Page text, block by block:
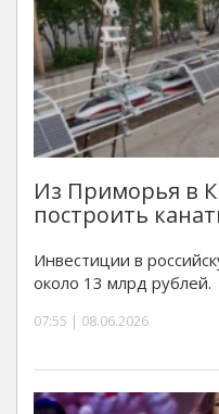
Из Приморья в
построить
Инвестиции в
около 13 млрд рублей.
07:55 | 08.06.2026